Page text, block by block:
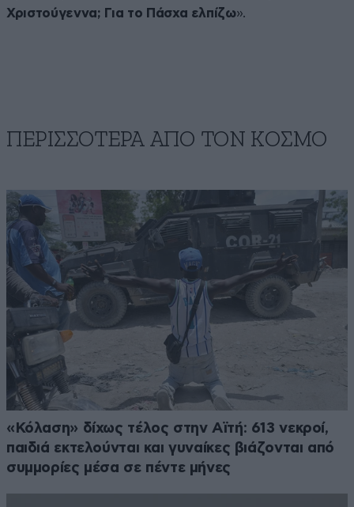
Χριστούγεννα; Για το Πάσχα ελπίζω».
ΠΕΡΙΣΣΟΤΕΡΑ ΑΠΟ ΤΟΝ ΚΟΣΜΟ
«Κόλαση» δίχως τέλος στην Αϊτή: 613 νεκροί,
παιδιά εκτελούνται και γυναίκες βιάζονται από
συμμορίες μέσα σε πέντε μήνες